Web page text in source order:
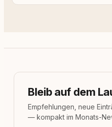
Bleib auf dem
Empfehlungen, neue
— kompakt im Monats-